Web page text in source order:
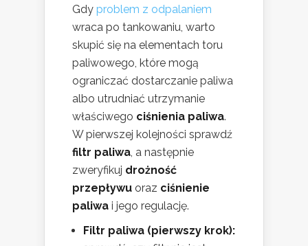
Gdy problem z odpalaniem
wraca po tankowaniu, warto
skupić się na elementach toru
paliwowego, które mogą
ograniczać dostarczanie paliwa
albo utrudniać utrzymanie
właściwego ciśnienia paliwa.
W pierwszej kolejności sprawdź
filtr paliwa, a następnie
zweryfikuj drożność
przepływu oraz ciśnienie
paliwa i jego regulację.
Filtr paliwa (pierwszy krok):